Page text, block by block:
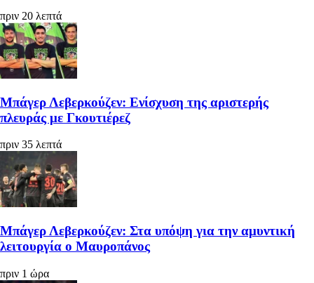
πριν 20 λεπτά
Μπάγερ Λεβερκούζεν: Ενίσχυση της αριστερής
πλευράς με Γκουτιέρεζ
πριν 35 λεπτά
Μπάγερ Λεβερκούζεν: Στα υπόψη για την αμυντική
λειτουργία ο Μαυροπάνος
πριν 1 ώρα